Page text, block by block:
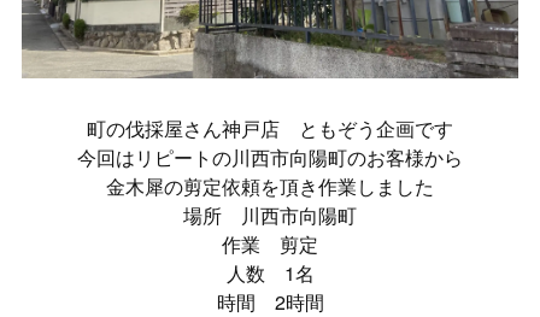
町の伐採屋さん神戸店 ともぞう企画です
今回はリピートの川西市向陽町のお客様から
金木犀の剪定依頼を頂き作業しました
場所 川西市向陽町
作業 剪定
人数 1名
時間 2時間